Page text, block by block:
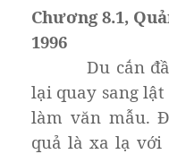
Chương 8.1,
1996
Du cắn
lại quay sang
làm văn mẫu.
quả là xa lạ với